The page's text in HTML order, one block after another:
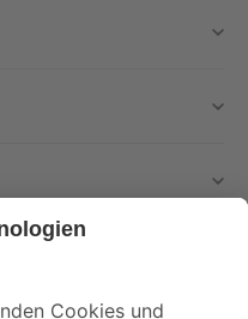
mehr verpassen!